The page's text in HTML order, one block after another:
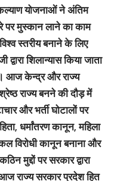
योजनाओं ने अंतिम
पर मुस्कान लाने का काम
स्तरीय बनाने के लिए
शिलान्यास किया जाता
आज केन्द्र और राज्य
राज्य बनने की दौड़ में
और भर्ती घोटालों पर
धर्मांतरण कानून, महिला
विरोधी कानून बनाना और
मुद्दों पर सरकार द्वारा
राज्य सरकार प्रदेश हित